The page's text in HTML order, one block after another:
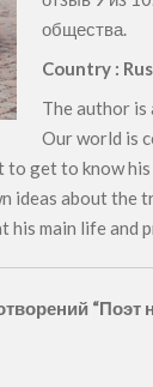
общества.
Country :
The author
Our world is
get to know
ideas about
his main life and
“Поэт